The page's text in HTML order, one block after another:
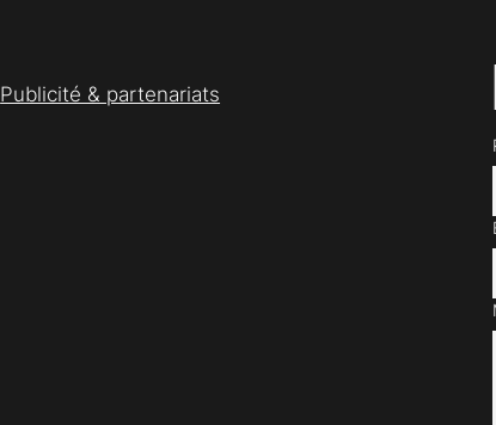
Publicité & partenariats